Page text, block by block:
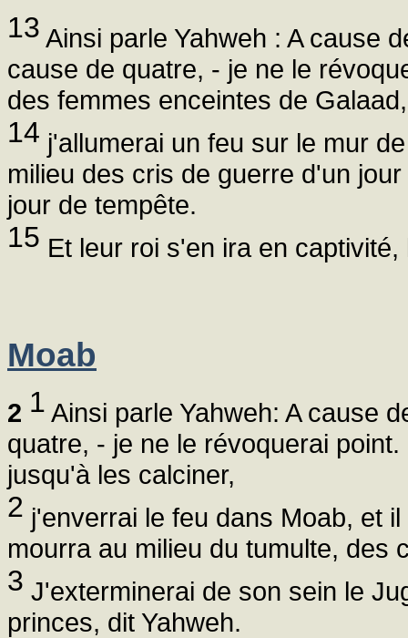
13 Ainsi parle Yahweh : A cause
cause de quatre, - je ne le
des femmes enceintes de
14 j'allumerai un feu sur le mur
milieu des cris de guerre d'un
jour de tempête.
15 Et leur roi s'en ira en
Moab
2 1 Ainsi parle Yahweh: A cause
quatre, - je ne le révoquerai
jusqu'à les calciner,
2 j'enverrai le feu dans Moab, et
mourra au milieu du tumulte, des
3 J'exterminerai de son sein le
princes, dit Yahweh.